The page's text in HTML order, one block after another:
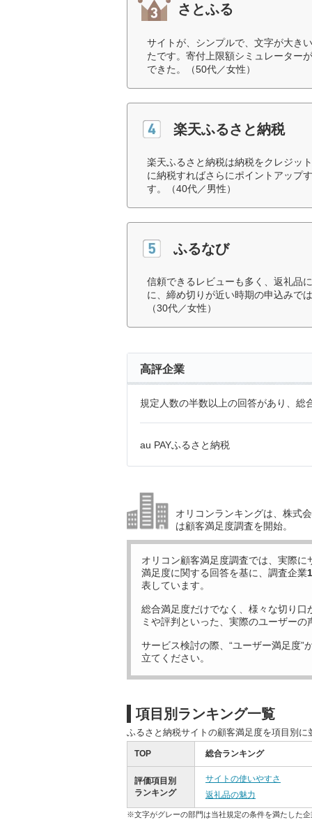
さとふる
サイトが、シンプルで、文字が大き
たです。寄付上限額シミュレーター
できた。（50代／女性）
楽天ふるさと納税
楽天ふるさと納税は納税をクレジッ
に納税すればさらにポイントアップ
す。（40代／男性）
ふるなび
信頼できるレビューも多く、返礼品
に、締め切りが近い時期の申込みで
（30代／女性）
高評企業
規定人数の半数以上の回答があり、総
au PAYふるさと納税
オリコンランキングは、株式
は顧客満足度調査を開始。
オリコン顧客満足度調査では、実際に
満足度に関する回答を基に、調査企業
表しています。
総合満足度だけでなく、様々な切り口
ミや評判といった、実際のユーザーの
サービス検討の際、“ユーザー満足度”
立てください。
項目別ランキング一覧
ふるさと納税サイトの顧客満足度を項目別
TOP 総合ランキング
評価項目別
ランキング
サイトの使いやすさ
返礼品の魅力
※文字がグレーの部門は当社規定の条件を満たした